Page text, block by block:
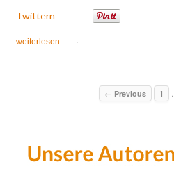
Twittern
weiterlesen ·
← Previous 1